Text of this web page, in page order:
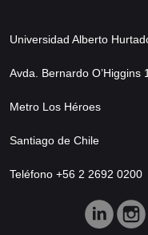
Universidad Alberto
Avda. Bernardo O’Higgins
Metro Los Héroes
Santiago de Chile
Teléfono +56 2 2692 0200